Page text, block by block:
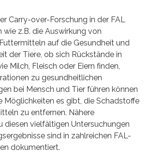
Carry-over-Forschung in der FAL
wie z.B. die Auswirkung von
auf die Gesundheit und
der Tiere, ob sich Rückstände in
Milch, Fleisch oder Eiern finden,
zu gesundheitlichen
bei Mensch und Tier führen können
Möglichkeiten es gibt, die Schadstoffe
zu entfernen. Nähere
diesen vielfältigen Untersuchungen
sind in zahlreichen FAL-
dokumentiert.